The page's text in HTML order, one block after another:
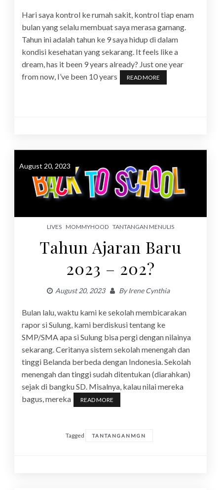
Hari saya kontrol ke rumah sakit, kontrol tiap enam
bulan yang selalu membuat saya merasa gamang.
Tahun ini adalah tahun ke 9 saya hidup di dalam
kondisi kesehatan yang sekarang. It feels like a
dream, has it been 9 years already? Just one year
from now, I’ve been 10 years
READ MORE
August 20, 2023
LIVES MOMMYHOOD TANTANGAN MENULIS
Tahun Ajaran Baru
2023 – 202?
August 20, 2023 ByIrene Cynthia
Bulan lalu, waktu kami ke sekolah membicarakan
rapor si Sulung, kami berdiskusi tentang ke
SMP/SMA apa si Sulung bisa pergi dengan nilainya
sekarang. Ceritanya sistem sekolah menengah dan
tinggi Belanda berbeda dengan Indonesia. Sekolah
menengah dan tinggi sudah ditentukan (diarahkan)
sejak di bangku SD. Misalnya, kalau nilai mereka
bagus, mereka
READ MORE
Tagged TANTANGANMGN